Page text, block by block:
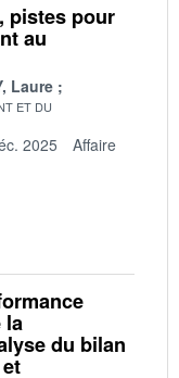
pistes pour
au
Laure
ET DU
2025
Affaire
la
du bilan